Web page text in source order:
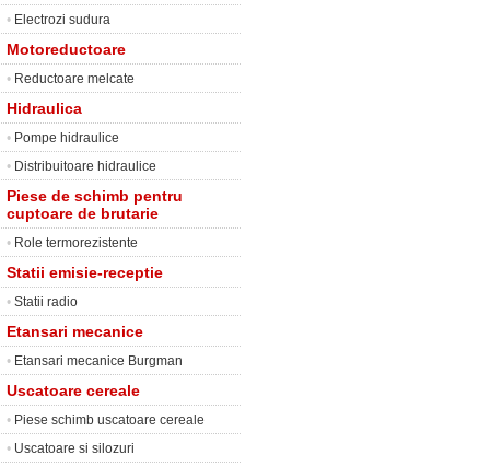
• Electrozi sudura
Motoreductoare
• Reductoare melcate
Hidraulica
• Pompe hidraulice
• Distribuitoare hidraulice
Piese de schimb pentru
cuptoare de brutarie
• Role termorezistente
Statii emisie-receptie
• Statii radio
Etansari mecanice
• Etansari mecanice Burgman
Uscatoare cereale
• Piese schimb uscatoare cereale
• Uscatoare si silozuri